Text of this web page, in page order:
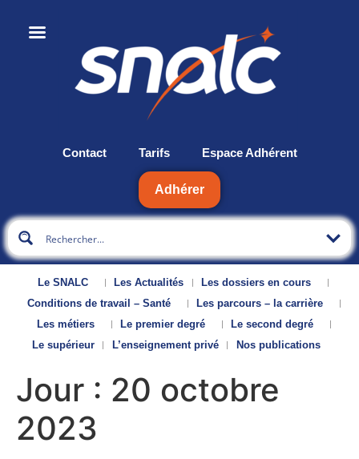
Contact Tarifs Espace Adhérent
Adhérer
Le SNALC Les Actualités
Les dossiers en cours
Conditions de travail – Santé
Les parcours – la carrière
Les métiers
Le premier degré
Le second degré
Le supérieur
L’enseignement privé Nos publications
Jour : 20 octobre
2023